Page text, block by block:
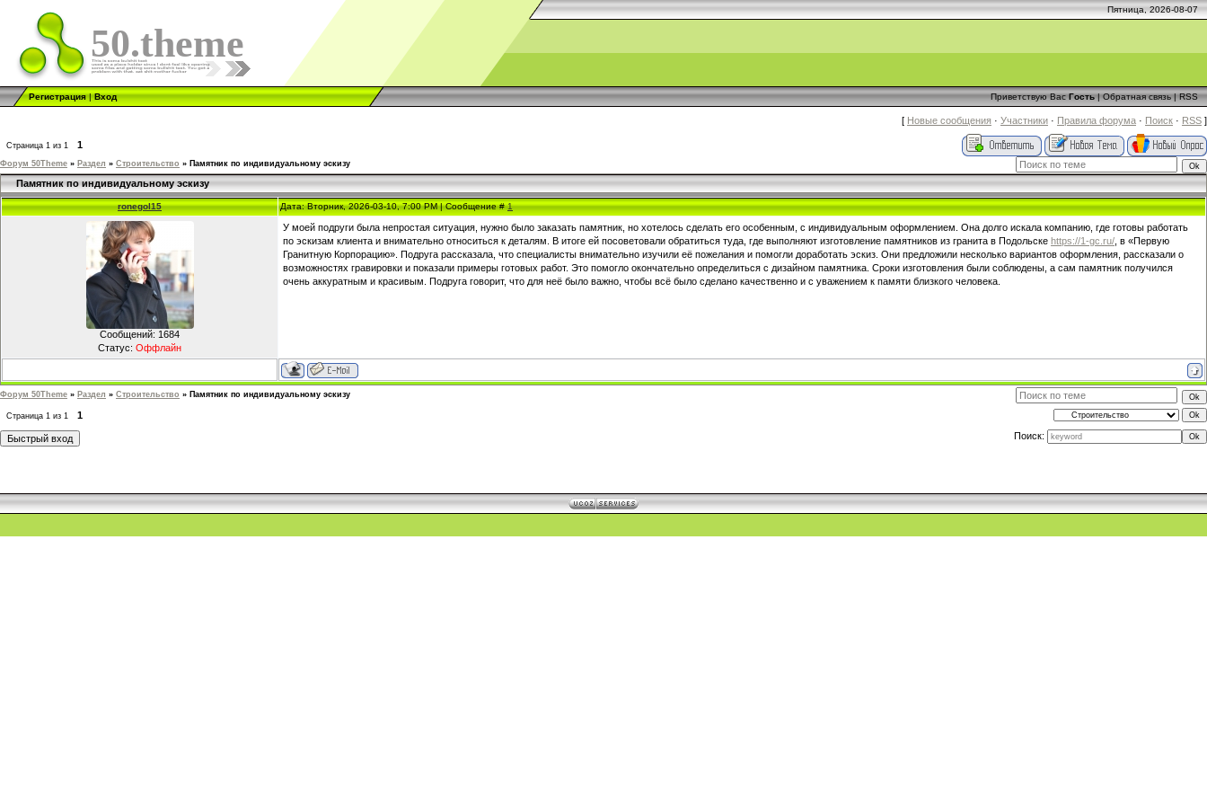
Пятница, 2026-08-07
50.theme
Регистрация|Вход Приветствую Вас Гость|Обратная связь|RSS
[ Новые сообщения · Участники · Правила форума · Поиск · RSS ]
Страница 1 из 1 1
Форум 50Theme » Раздел » Строительство » Памятник по индивидуальному эскизу
Памятник по индивидуальному эскизу
ronegol15 Дата: Вторник, 2026-03-10, 7:00 PM | Сообщение #1
Сообщений: 1684
Статус: Оффлайн
У моей подруги была непростая ситуация, нужно было заказать памятник, но хотелось сделать его особенным, с индивидуальным оформлением. Она долго искала компанию, где готовы работать
по эскизам клиента и внимательно относиться к деталям. В итоге ей посоветовали обратиться туда, где выполняют изготовление памятников из гранита в Подольске https://1-gc.ru/ , в «Первую
Гранитную Корпорацию». Подруга рассказала, что специалисты внимательно изучили её пожелания и помогли доработать эскиз. Они предложили несколько вариантов оформления, рассказали о
возможностях гравировки и показали примеры готовых работ. Это помогло окончательно определиться с дизайном памятника. Сроки изготовления были соблюдены, а сам памятник получился
очень аккуратным и красивым. Подруга говорит, что для неё было важно, чтобы всё было сделано качественно и с уважением к памяти близкого человека.
Форум 50Theme » Раздел » Строительство » Памятник по индивидуальному эскизу
Страница 1 из 1
1
Поиск: